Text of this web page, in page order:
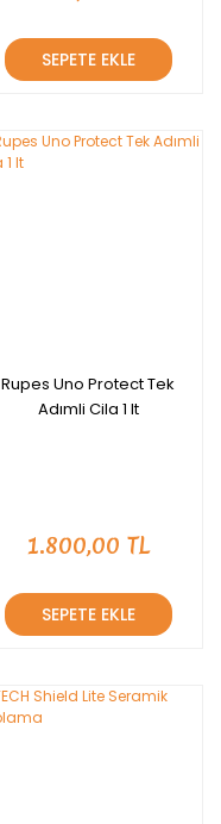
SEPETE EKLE
Rupes Uno Protect Tek
Adımli Cila 1 lt
1.800,00 TL
SEPETE EKLE